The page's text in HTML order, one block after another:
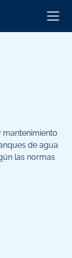
mantenimiento
de agua
las normas